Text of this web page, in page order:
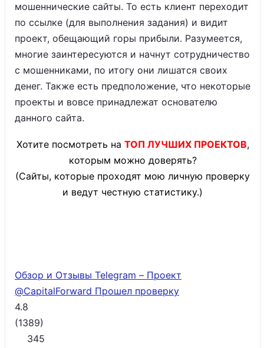
мошеннические сайты. То есть клиент переходит
по ссылке (для выполнения задания) и видит
проект, обещающий горы прибыли. Разумеется,
многие заинтересуются и начнут сотрудничество
с мошенниками, по итогу они лишатся своих
денег. Также есть предположение, что некоторые
проекты и вовсе принадлежат основателю
данного сайта.
Хотите посмотреть на ТОП ЛУЧШИХ ПРОЕКТОВ,
которым можно доверять?
(Сайты, которые проходят мою личную проверку
и ведут честную статистику.)
Обзор и Отзывы Telegram – Проект
@CapitalForward Прошел проверку
4.8
(1389)
345